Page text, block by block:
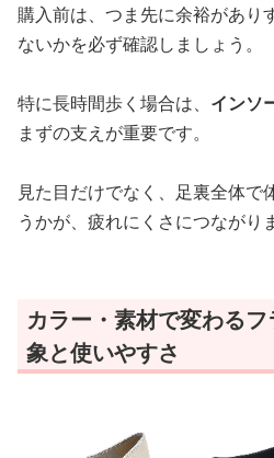
購入前は、つま先に余裕があり
ないかを必ず確認しましょう。
特に長時間歩く場合は、 インソ
まずの支えが重要です。
見た目だけでなく、足裏全体で
うかが、疲れにくさにつながり
カラー・素材で変わる
象と使いやすさ